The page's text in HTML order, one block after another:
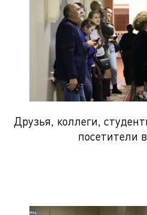
Друзья, коллеги,
посетители